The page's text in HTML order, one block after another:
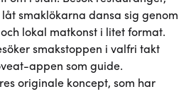
smaklökarna dansa sig genom
lokal matkonst i litet format.
smakstoppen i valfri takt
appen som guide.
originale koncept, som har